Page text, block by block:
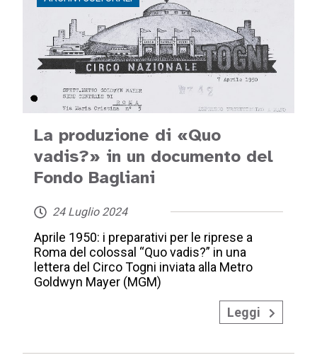
La produzione di «Quo
vadis?» in un documento del
Fondo Bagliani
24 Luglio 2024
Aprile 1950: i preparativi per le riprese a
Roma del colossal “Quo vadis?” in una
lettera del Circo Togni inviata alla Metro
Goldwyn Mayer (MGM)
Leggi